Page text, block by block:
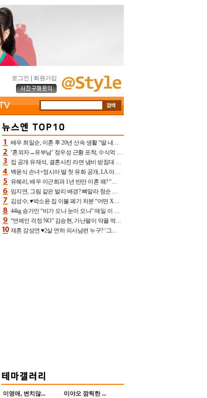
로그인 회원가입
배우 최일순, 이혼 후 20년 산속 생활 “딸 내가 버렸다고 원망‥맘 아파”(특종)[어제TV]
‘혼외자→유부남’ 정우성 근황 포착, 수식억 해킹 피해 후배 만났다 “존경하는”
집 공개 유재석, 결혼사진 라면 냄비 받침대 되고 분노‥가족사진도 피해(놀뭐)[어제TV]
백윤식 손녀+정시아 딸 첫 유화 공개, LA 아트쇼→서울국제조각페스타 작가다운 수준급 실력
유혜리, 배우 이근희과 1년 반만 이혼 왜? “식칼 꽂고 의자 던져” 충격 폭로(특종)[어제TV]
임지연, 그림 같은 발리 배경? 뼈말라 청순 비키니 핏에 상대 안 되네
김성수, ♥박소윤 집 이불 폐기 처분 “어떤 X이랑 썼을지 몰라” 질투(신랑수업2)[어제TV]
44kg 송가인 “비가 오나 눈이 오나” 매일 이 운동, 허벅지 근육량 상승+체지방 감소
“연예인 걱정 NO” 김승현, 가난팔이 악플 억울할만‥아내+딸과 日 여행
재혼 강성연 ♥2살 연하 의사남편 누구? ‘그알’ 자문의에 훈남 비주얼 초엘리트 스펙 [종합]
이영애, 변치않... 미야오 깜찍한 ...